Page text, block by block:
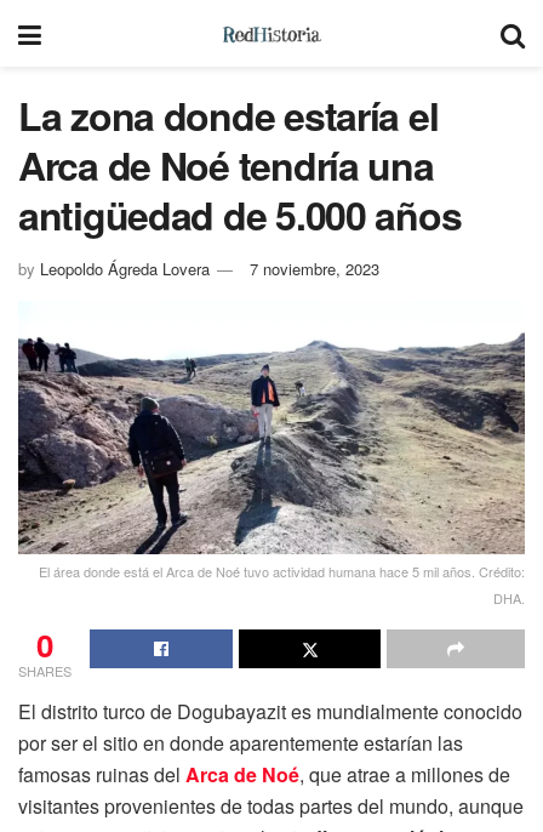
La zona donde estaría el
Arca de Noé tendría una
antigüedad de 5.000 años
by Leopoldo Ágreda Lovera 7 noviembre, 2023
El área donde está el Arca de Noé tuvo actividad humana hace 5 mil años. Crédito:
DHA.
0
SHARES
El distrito turco de Dogubayazit es mundialmente conocido
por ser el sitio en donde aparentemente estarían las
famosas ruinas del Arca de Noé, que atrae a millones de
visitantes provenientes de todas partes del mundo, aunque